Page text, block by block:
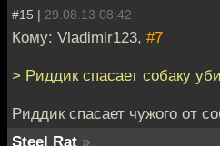
#15 | 29.08.13 08:42
Кому: Vladimir123, #7
> Риддик спасает собаку
Риддик спасает чужого от
Steel Rat »